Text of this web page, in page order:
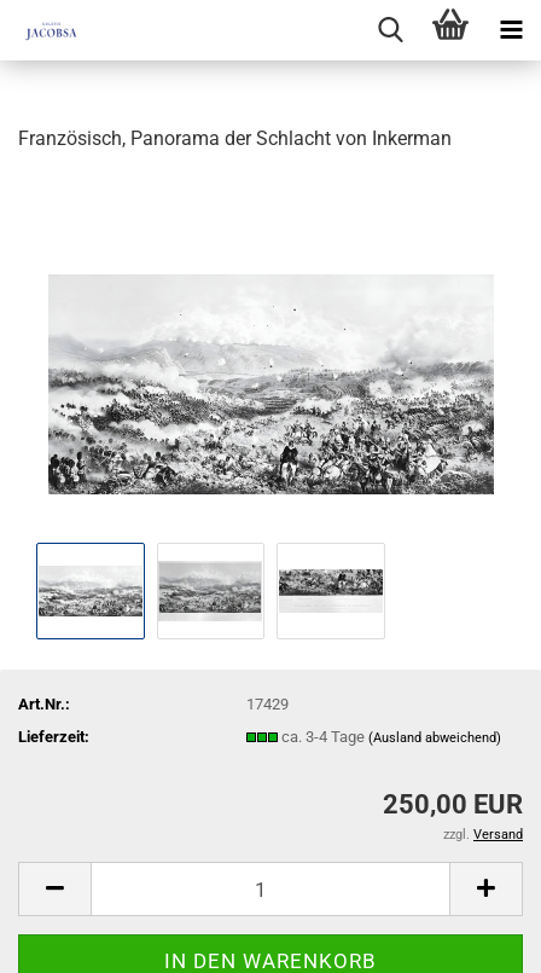
Französisch, Panorama der Schlacht von Inkerman
Art.Nr.:
17429
Lieferzeit:
ca. 3-4 Tage(Ausland abweichend)
250,00 EUR
zzgl. Versand